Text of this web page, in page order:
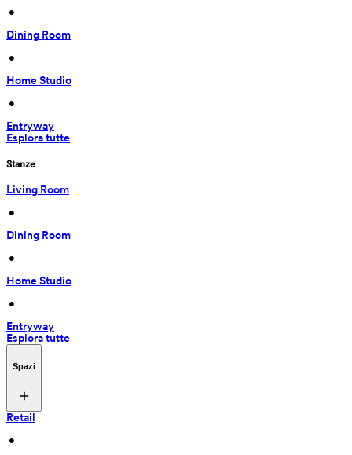
•
Dining Room
•
Home Studio
•
Entryway
Esplora tutte
Stanze
Living Room
•
Dining Room
•
Home Studio
•
Entryway
Esplora tutte
Spazi
Retail
•